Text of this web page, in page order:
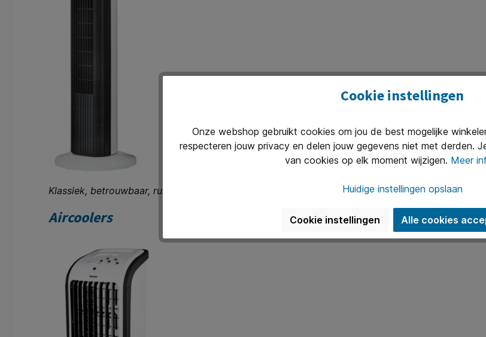
Klassiek, betrouwbaar, ruisend op de achtergrond als een rustgevende witte ruis van verkoeling.
Aircoolers
Cookie instellingen
Onze webshop gebruikt cookies om jou de best mogelijke
respecteren jouw privacy en delen jouw gegevens niet met derden.
van cookies op elk moment wijzigen. Meer
Huidige instellingen opslaan
Cookie instellingen Alle cookies